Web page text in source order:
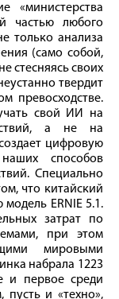
«министерства
частью любого
только анализа
(само собой,
стесняясь своих
твердит
превосходстве.
свой ИИ на
а не на
цифровую
способов
Специально
что китайский
ERNIE 5.1.
затрат по
при этом
мировыми
набрала 1223
и первое среди
пусть и «техно»,